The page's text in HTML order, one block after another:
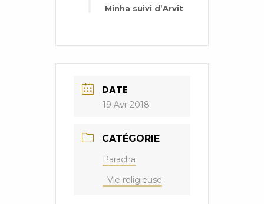
Minha suivi d’Arvit
DATE
19 Avr 2018
CATÉGORIE
Paracha
Vie religieuse